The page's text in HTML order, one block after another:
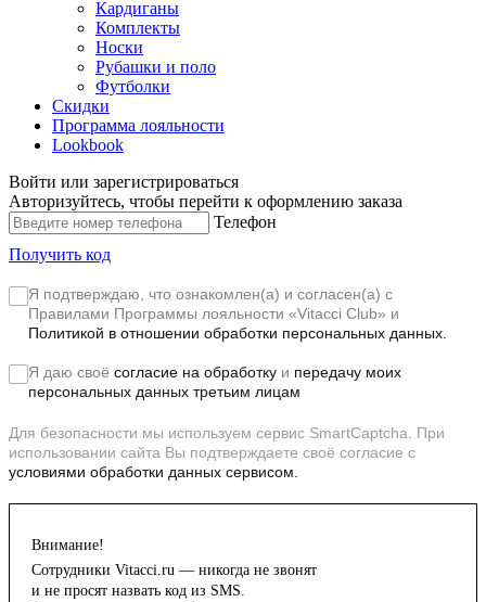
Кардиганы
Комплекты
Носки
Рубашки и поло
Футболки
Скидки
Программа лояльности
Lookbook
Войти или зарегистрироваться
Авторизуйтесь, чтобы перейти к оформлению заказа
Телефон
Получить код
Я подтверждаю, что ознакомлен(а) и согласен(а) с
Правилами Программы лояльности «Vitacci Club» и
Политикой в отношении обработки персональных данных.
Я даю своё согласие на обработку и передачу моих
персональных данных третьим лицам
Для безопасности мы используем сервис SmartCaptcha. При
использовании сайта Вы подтверждаете своё согласие с
условиями обработки данных сервисом.
Внимание!
Сотрудники Vitacci.ru — никогда не звонят
и не просят назвать код из SMS.